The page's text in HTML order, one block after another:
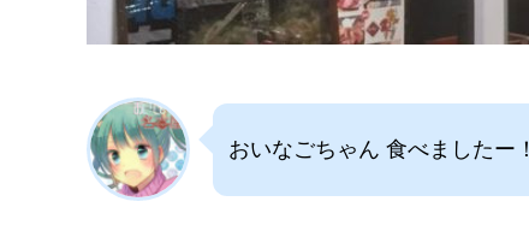
おいなごちゃん 食べましたー！